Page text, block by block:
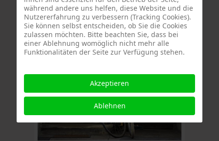
während andere uns helfen, diese Website und die
Nutzererfahrung zu verbessern (Tracking Cookies).
Sie können selbst entscheiden, ob Sie die Cookies
zulassen möchten. Bitte beachten Sie, dass bei
einer Ablehnung womöglich nicht mehr alle
Funktionalitäten der Seite zur Verfügung stehen.
Akzeptieren
Ablehnen